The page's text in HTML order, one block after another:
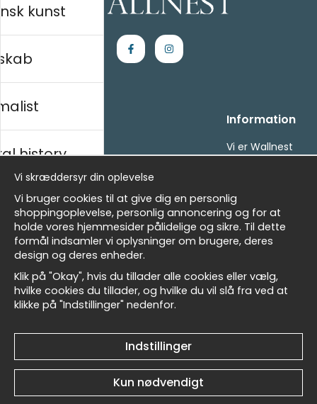
Kontakt os
- Returer och återbetalningar
- Leverans - enkelt, snabbt &amp; gratis
Om cookies
Mine favoritter
Information
Vi er Wallnest
Nyhedsbrev
Få vores bedste tilbud og nyheder!
E-
mailadresse
Et harum quidem rerum facilis est et expedita
kunst
history
Vi skræddersyr din oplevelse
Vi bruger cookies til at give dig en personlig
shoppingoplevelse, personlig annoncering og for at
holde vores hjemmesider pålidelige og sikre. Til dette
formål indsamler vi oplysninger om brugere, deres
design og deres enheder.
Klik på "Okay", hvis du tillader alle cookies eller vælg,
hvilke cookies du tillader, og hvilke du vil slå fra ved at
klikke på "Indstillinger" nedenfor.
Indstillinger
Kun nødvendigt